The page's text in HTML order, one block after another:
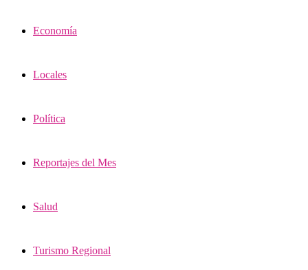
Economía
Locales
Política
Reportajes del Mes
Salud
Turismo Regional